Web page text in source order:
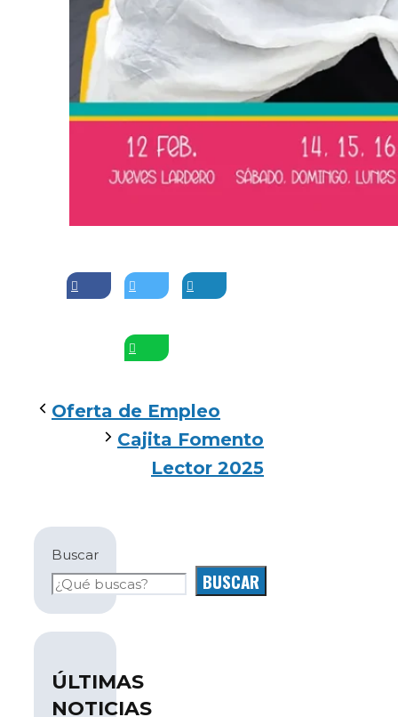
Oferta de Empleo
Cajita Fomento
Lector 2025
Buscar
BUSCAR
ÚLTIMAS
NOTICIAS